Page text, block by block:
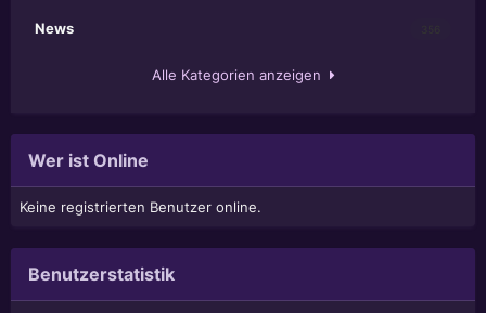
News
Alle Kategorien anzeigen
Wer ist Online
Keine registrierten Benutzer online.
Benutzerstatistik